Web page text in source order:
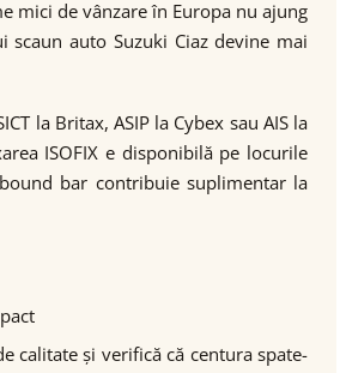
mici de vânzare în Europa nu ajung
auto Suzuki Ciaz devine mai
la Britax, ASIP la Cybex sau AIS la
ISOFIX e disponibilă pe locurile
bar contribuie suplimentar la
calitate și verifică că centura spate-